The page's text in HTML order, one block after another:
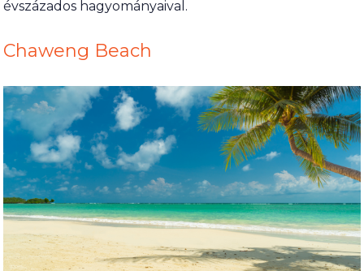
évszázados hagyományaival.
Chaweng Beach